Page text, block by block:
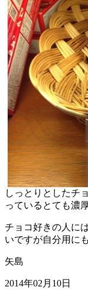
しっとりとしたチ
っているとても濃
チョコ好きの人に
いですが自分用に
矢島
2014年02月10日